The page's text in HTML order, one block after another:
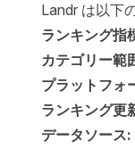
Landr は以下
ランキング指
カテゴリー範
プラットフォ
ランキング更
データソース: